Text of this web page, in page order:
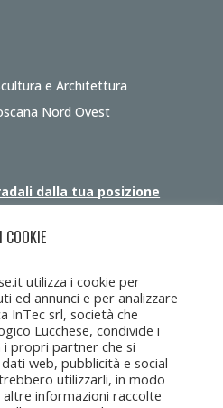
e Architettura
Nord Ovest
dalla tua posizione
utilizza i cookie per
ed annunci e per analizzare
InTec srl, società che
Lucchese, condivide i
i propri partner che si
web, pubblicità e social
utilizzarli, in modo
informazioni raccolte